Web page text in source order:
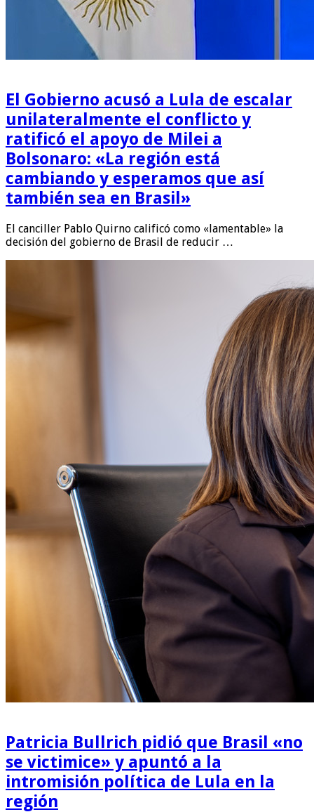
El Gobierno acusó a Lula de escalar
unilateralmente el conflicto y
ratificó el apoyo de Milei a
Bolsonaro: «La región está
cambiando y esperamos que así
también sea en Brasil»
El canciller Pablo Quirno calificó como «lamentable» la
decisión del gobierno de Brasil de reducir …
Patricia Bullrich pidió que Brasil «no
se victimice» y apuntó a la
intromisión política de Lula en la
región